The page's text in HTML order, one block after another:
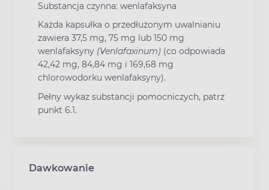
Substancja czynna: wenlafaksyna
Każda kapsułka o przedłużonym uwalnianiu
zawiera 37,5 mg, 75 mg lub 150 mg
wenlafaksyny (Venlafaxinum) (co odpowiada
42,42 mg, 84,84 mg i 169,68 mg
chlorowodorku wenlafaksyny).
Pełny wykaz substancji pomocniczych, patrz
punkt 6.1.
Dawkowanie